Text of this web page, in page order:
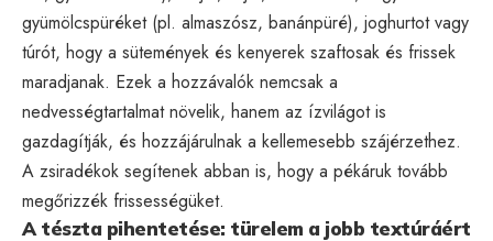
gyümölcspüréket (pl. almaszósz, banánpüré), joghurtot vagy
túrót, hogy a sütemények és kenyerek szaftosak és frissek
maradjanak. Ezek a hozzávalók nemcsak a
nedvességtartalmat növelik, hanem az ízvilágot is
gazdagítják, és hozzájárulnak a kellemesebb szájérzethez.
A zsiradékok segítenek abban is, hogy a pékáruk tovább
megőrizzék frissességüket.
A tészta pihentetése: türelem a jobb textúráért